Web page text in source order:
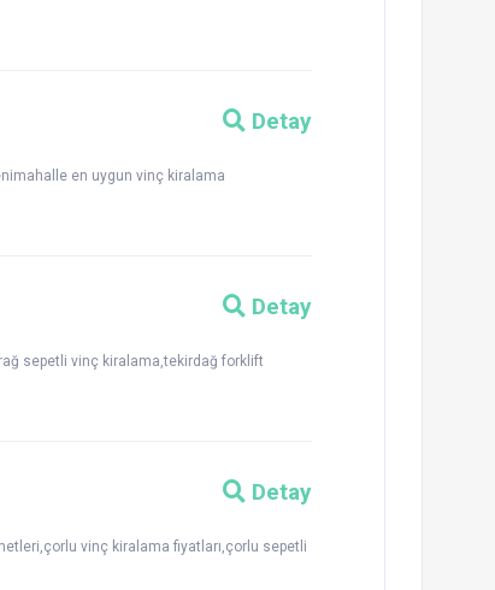
Detay
en uygun vinç kiralama
Detay
sepetli vinç kiralama,tekirdağ forklift
Detay
vinç kiralama fiyatları,çorlu sepetli